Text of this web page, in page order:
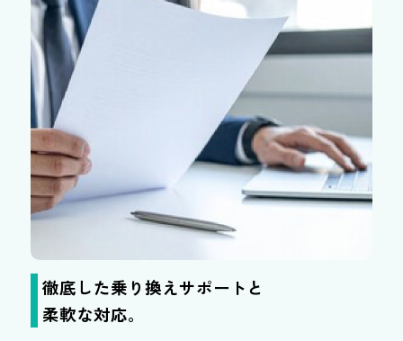
徹底した乗り換えサポートと
柔軟な対応。